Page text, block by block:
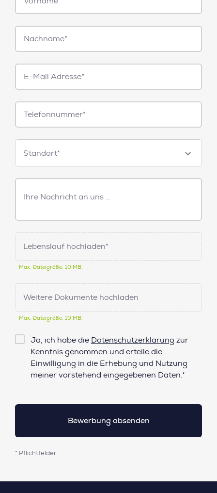
Nachname*
E-
Mail*
Telefonnummer
Standorte
Standort*
Freitext
Nachricht
Lebenslauf hochladen*
Max. Dateigröße: 10 MB.
Weitere Dokumente hochladen
Max. Dateigröße: 10 MB.
Checkbox
Datenschutz*
Ja, ich habe die Datenschutzerklärung zur
Kenntnis genommen und erteile die
Einwilligung in die Erhebung und Nutzung
meiner vorstehend eingegebenen Daten.*
* Pflichtfelder